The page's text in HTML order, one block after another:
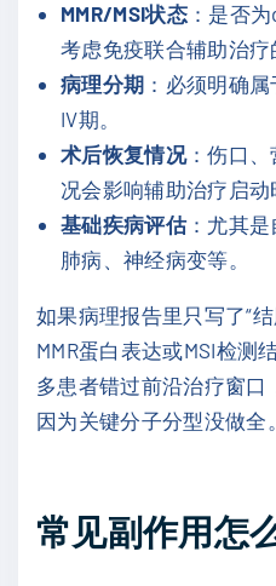
MMR/MSI状态：是否为
考虑免疫联合辅助治疗
病理分期 ：必须明确
IV期。
术后恢复情况：伤口、
况会影响辅助治疗启动
基础疾病评估：尤其是
肺病、神经病变等。
如果病理报告里只写了“
MMR蛋白表达或MSI检测
多患者错过前沿治疗窗
因为关键分子分型没做全。
常见副作用怎